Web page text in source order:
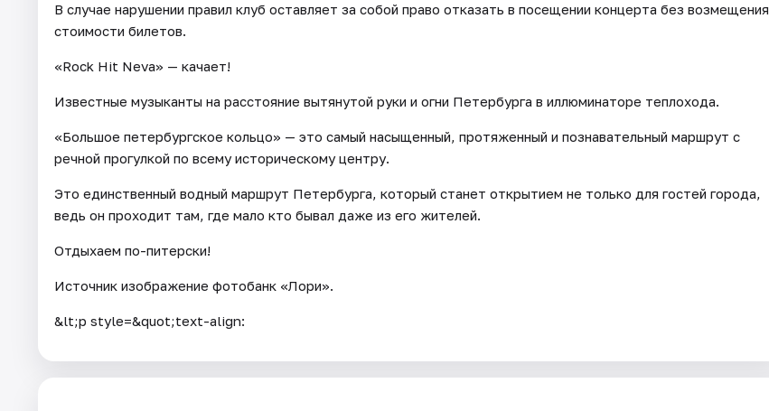
В случае нарушении правил клуб оставляет за собой право отказать в посещении концерта без возмещения
стоимости билетов.
«Rock Hit Neva» — качает!
Известные музыканты на расстояние вытянутой руки и огни Петербурга в иллюминаторе теплохода.
«Большое петербургское кольцо» — это самый насыщенный, протяженный и познавательный маршрут с
речной прогулкой по всему историческому центру.
Это единственный водный маршрут Петербурга, который станет открытием не только для гостей города,
ведь он проходит там, где мало кто бывал даже из его жителей.
Отдыхаем по-питерски!
Источник изображение фотобанк «Лори».
&lt;p style=&quot;text-align: